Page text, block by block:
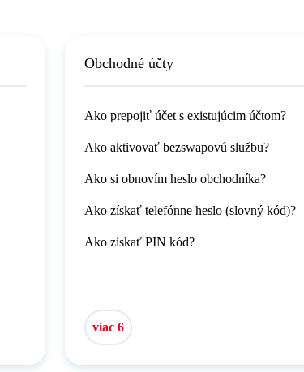
Obchodné účty
Ako prepojiť účet s existujúcim účtom?
Ako aktivovať bezswapovú službu?
Ako si obnovím heslo obchodníka?
Ako získať telefónne heslo (slovný kód)?
Ako získať PIN kód?
viac 6